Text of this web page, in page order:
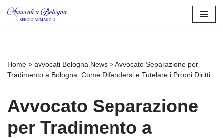
Home > avvocati Bologna News >Avvocato Separazione per
Tradimento a Bologna: Come Difendersi e Tutelare i Propri Diritti
Avvocato Separazione
per Tradimento a